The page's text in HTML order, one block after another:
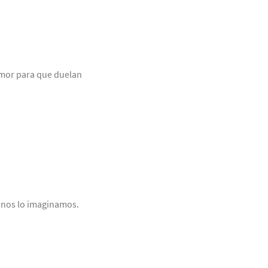
para que duelan
lo imaginamos.